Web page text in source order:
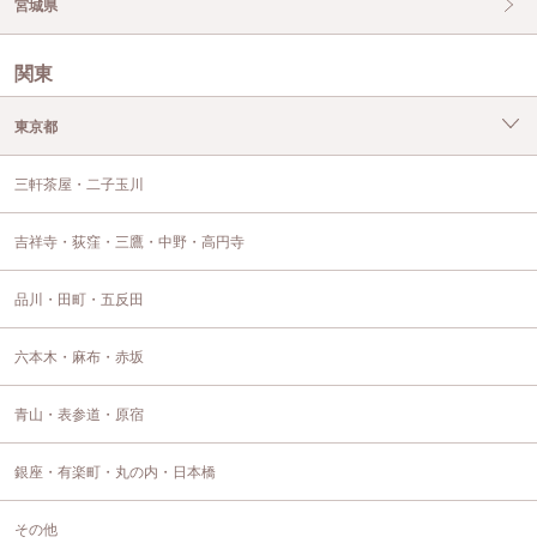
宮城県
関東
東京都
三軒茶屋・二子玉川
吉祥寺・荻窪・三鷹・中野・高円寺
品川・田町・五反田
六本木・麻布・赤坂
青山・表参道・原宿
銀座・有楽町・丸の内・日本橋
その他